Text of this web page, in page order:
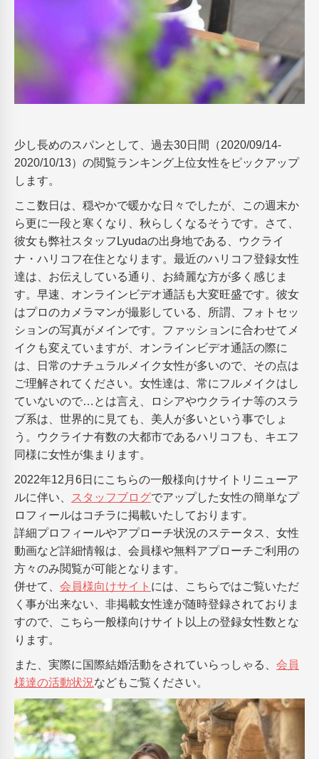
少し長めのスパンとして、過去30日間（2020/09/14-
2020/10/13）の閲覧ランキング上位女性をピックアップ
します。
ここ数日は、穏やかで暖かな日々でしたが、この週末か
ら更に一段と寒くなり、秋らしくなるそうです。さて、
彼女も弊社スタッフLyudaの出身地である、ウクライ
ナ・ハリコフ在住となります。最近のハリコフ登録女性
達は、お伝えしている通り、お綺麗な方が多く感じま
す。早速、オンラインビデオ通話も大変旺盛です。彼女
はプロのカメラマンが撮影している、所謂、フォトセッ
ションの写真がメインです。ファッションに合わせてメ
イクも変えていますが、オンラインビデオ通話の際に
は、日常のナチュラルメイク女性が多いので、その点は
ご理解されてください。女性達は、常にフルメイクはし
ていないので…とは言え、ロシアやウクライナ等のスラ
ブ系は、世界的に見ても、美人が多いという事でしょ
う。ウクライナ有数の大都市であるハリコフも、キエフ
同様に女性が集まります。
2022年12月6日にこちらの一般様向けサイトリニューア
ルに伴い、
スタッフブログでアップした女性の簡単なプ
ロフィールはコチラに掲載いたしております。
詳細プロフィールやアプローチ状況のステータス、女性
動画など詳細情報は、会員様や無料アプローチご利用の
方々のみ閲覧が可能となります。
併せて、 会員様向けサイト には、こちらではご覧いただ
く事が出来ない、非掲載女性達が随時登録されておりま
すので、こちら一般様向けサイト以上の登録女性数とな
ります。
また、実際に国際結婚活動をされていらっしゃる、 会員
様達の活動状況などもご覧ください。